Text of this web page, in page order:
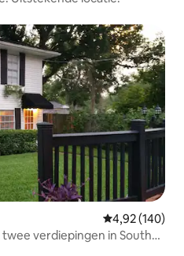
Gemiddelde
4,92 (140)
verdiepingen in South